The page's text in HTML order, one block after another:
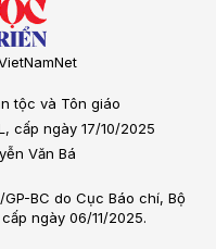
tộc và Tôn giáo
cấp ngày 17/10/2025
Văn Bá
BC do Cục Báo chí, Bộ
ngày 06/11/2025.